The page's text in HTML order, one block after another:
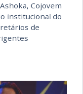
Cojovem
institucional do
de